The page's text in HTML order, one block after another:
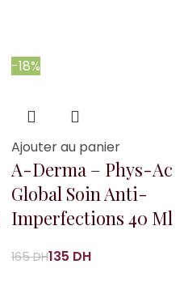
-18%
Ajouter au panier
A-Derma – Phys-Ac
Global Soin Anti-
Imperfections 40 Ml
165DH135 DH